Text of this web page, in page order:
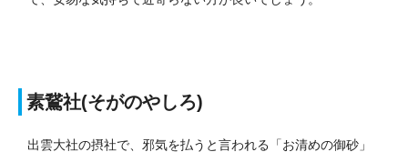
素鵞社(そがのやしろ)
出雲大社の摂社で、邪気を払うと言われる「お清めの御砂」